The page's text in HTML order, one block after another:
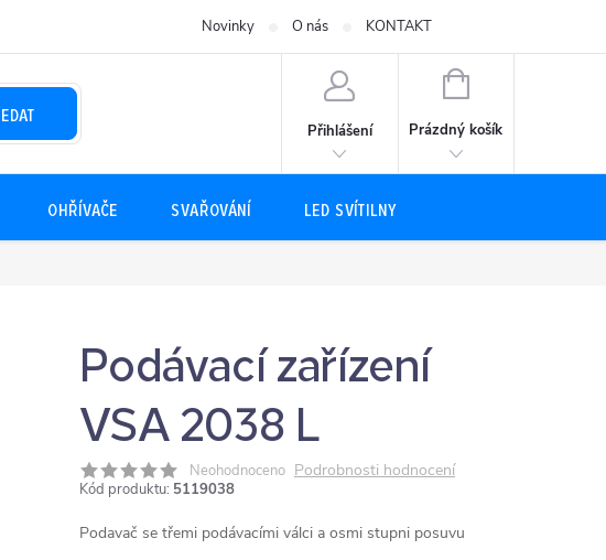
Novinky O nás KONTAKT
Přihlášení
NÁKUPNÍ
Prázdný košík
OHŘÍVAČE SVAŘOVÁNÍ LED SVÍTILNY
Podávací zařízení
VSA 2038 L
Neohodnoceno Podrobnosti hodnocení
Kód produktu: 5119038
Podavač se třemi podávacími válci a osmi stupni posuvu